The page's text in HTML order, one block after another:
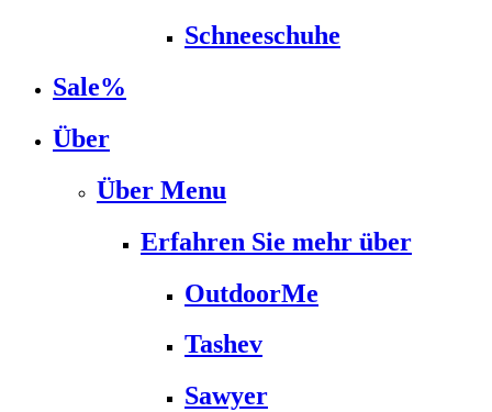
Schneeschuhe
Sale%
Über
Über Menu
Erfahren Sie mehr über
OutdoorMe
Tashev
Sawyer